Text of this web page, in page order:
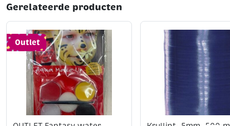
plak decoraties of stickers op het tafelkleed
perfect voor feesttafels
🧩 3. Spelletjes op tafel
Maak er eenspeeltafelvan:
teken een groot bordspel zoals boter-kaas-en-
eieren of een doolhof
maak vakjes voor spelletjes met dobbelstenen
Gerelateerde producten
Outlet